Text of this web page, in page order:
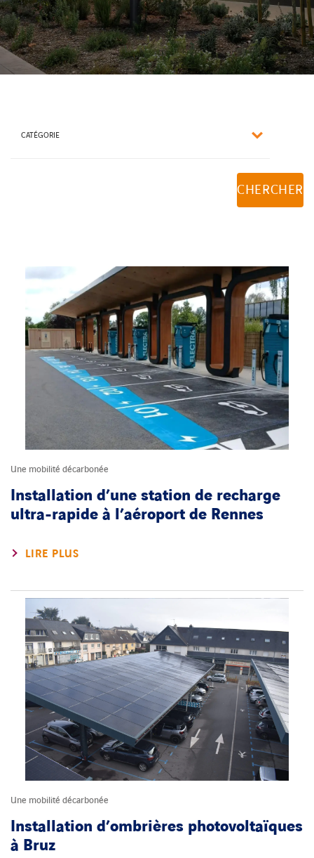
CATÉGORIE
CHERCHER
Une mobilité décarbonée
Installation d’une station de recharge
ultra-rapide à l’aéroport de Rennes
LIRE PLUS
Une mobilité décarbonée
Installation d’ombrières photovoltaïques
à Bruz